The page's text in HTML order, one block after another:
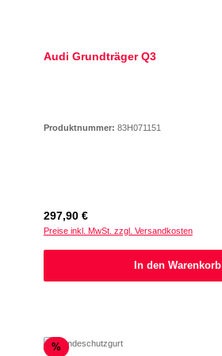
Audi Grundträger Q3
Produktnummer: 83H071151
Regulärer Preis:
297,90 €
Preise inkl. MwSt. zzgl. Versandkosten
In den Warenkorb
%Rabatt